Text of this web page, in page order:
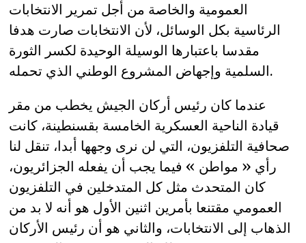
العمومية والخاصة من أجل تمرير الانتخابات
الرئاسية بكل الوسائل، لأن الانتخابات صارت هدفا
مقدسا باعتبارها الوسيلة الوحيدة لكسر الثورة
السلمية وإجهاض المشروع الوطني الذي تحمله.
عندما كان رئيس أركان الجيش يخطب من مقر
قيادة الناحية العسكرية الخامسة بقسنطينة، كانت
صحافية التلفزيون، التي لن نرى وجهها أبدا، تنقل لنا
رأي « مواطن » فيما يجب أن يفعله الجزائريون،
كان المتحدث مثل كل المتدخلين في التلفزيون
العمومي مقتنعا بأمرين اثنين الأول هو أنه لا بد من
الذهاب إلى الانتخابات، والثاني هو أن رئيس الأركان